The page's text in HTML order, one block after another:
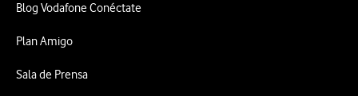
Blog Vodafone Conéctate
Plan Amigo
Sala de Prensa